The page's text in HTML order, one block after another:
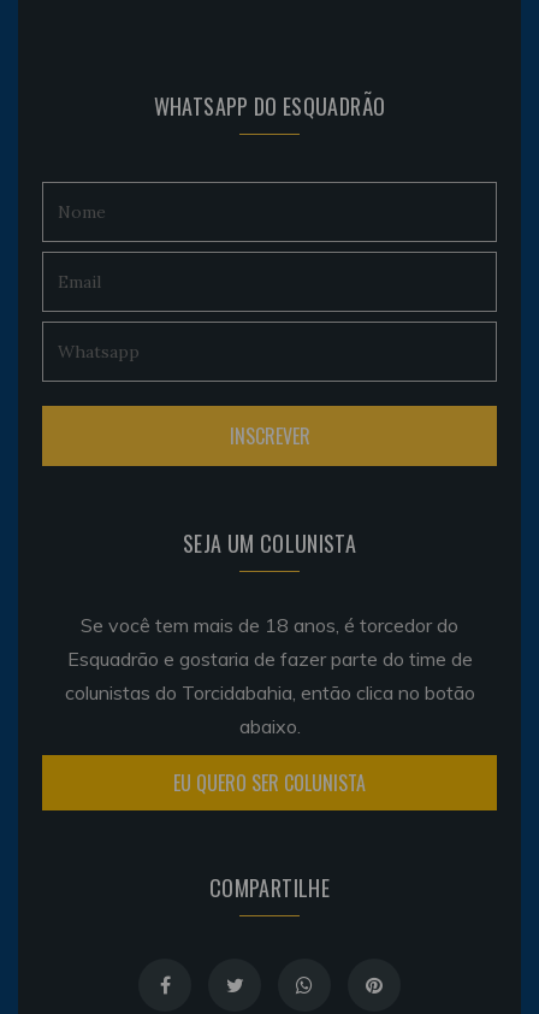
WHATSAPP DO ESQUADRÃO
SEJA UM COLUNISTA
Se você tem mais de 18 anos, é torcedor do
Esquadrão e gostaria de fazer parte do time de
colunistas do Torcidabahia, então clica no botão
abaixo.
EU QUERO SER COLUNISTA
COMPARTILHE